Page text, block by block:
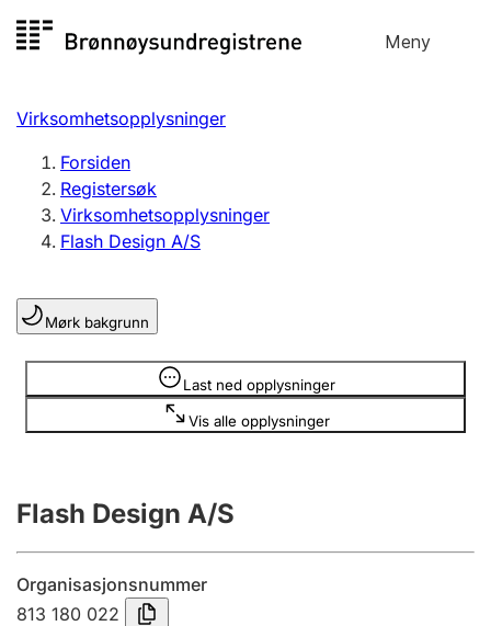
til
Meny
Registersøk
Aksjeselskap
Enkeltpersonforetak
Registrere, endre, slette
Lag og forening
Registrere, endre, slette
Årsregnskap
Innsending og forsinkelsesgebyr
Virksomhetsopplysninger
Forsiden
Registersøk
Virksomhetsopplysninger
Flash Design A/S
Mørk bakgrunn
Last ned opplysninger
Vis alle opplysninger
Opplysninger er skjult
Flash Design A/S
Organisasjonsnummer
813 180 022